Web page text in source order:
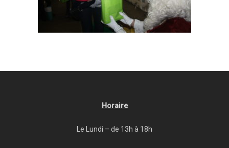
Horaire
Le Lundi – de 13h à 18h